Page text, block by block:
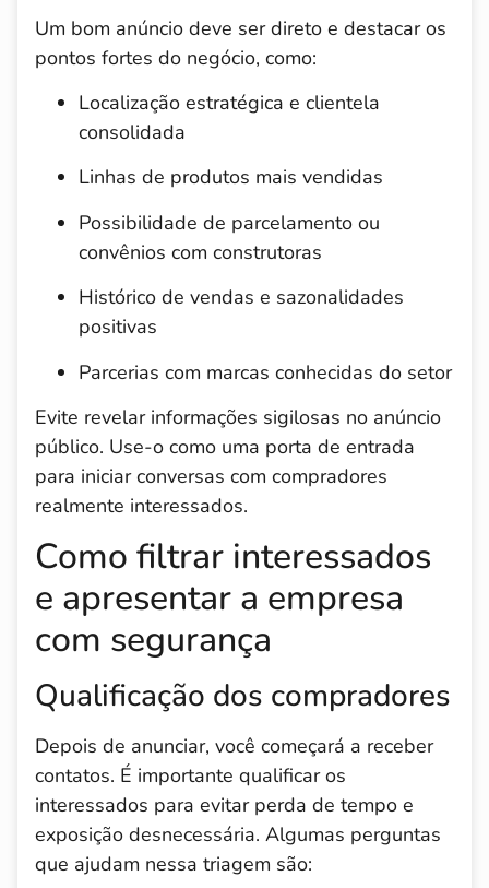
Um bom anúncio deve ser direto e destacar os
pontos fortes do negócio, como:
Localização estratégica e clientela
consolidada
Linhas de produtos mais vendidas
Possibilidade de parcelamento ou
convênios com construtoras
Histórico de vendas e sazonalidades
positivas
Parcerias com marcas conhecidas do setor
Evite revelar informações sigilosas no anúncio
público. Use-o como uma porta de entrada
para iniciar conversas com compradores
realmente interessados.
Como filtrar interessados
e apresentar a empresa
com segurança
Qualificação dos compradores
Depois de anunciar, você começará a receber
contatos. É importante qualificar os
interessados para evitar perda de tempo e
exposição desnecessária. Algumas perguntas
que ajudam nessa triagem são: